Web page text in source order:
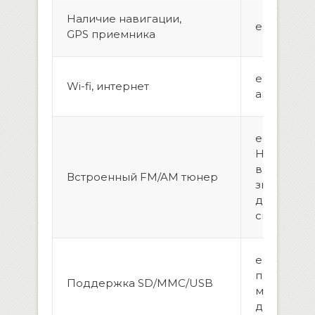
Наличие навигации,
GPS приемника
есть
Wi-fi, интернет
есть,
антенна
Встроенный FM/AM тюнер
есть,
HD Radio
выдает
звучание,
даже при
сигнале
Поддержка SD/MMC/USB
есть,
модем,
до 1 Тб.